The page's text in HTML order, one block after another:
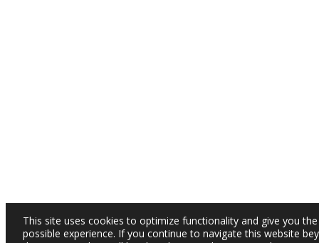
This site uses cookies to optimize functionality and give you
possible experience. If you continue to navigate this website